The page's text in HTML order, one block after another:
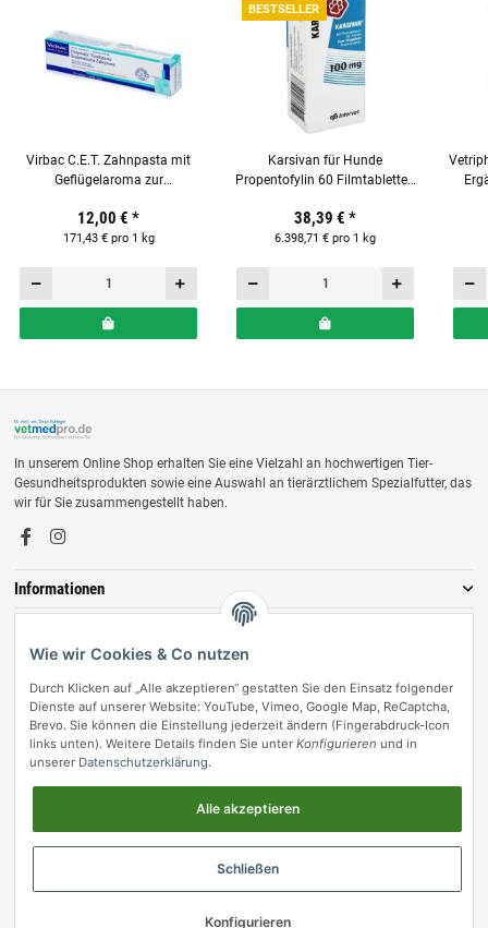
Virbac C.E.T. Zahnpasta mit
Geflügelaroma zur
Zahnpflege
12,00 € *
171,43 € pro 1 kg
BESTSELLER
Karsivan für Hunde
Propentofylin 60 Filmtabletten
38,39 € *
6.398,71 € pro 1 kg
In unserem Online Shop erhalten Sie eine Vielzahl an hochwertigen Tier-
Gesundheitsprodukten sowie eine Auswahl an tierärztlichem Spezialfutter, das
wir für Sie zusammengestellt haben.
Informationen
© vetmedpro.de• * Alle Preise inkl. gesetzlicher USt., zzgl.Versand.
Umsetzung durch Themeart• Powered by
Wie wir Cookies & Co nutzen
Durch Klicken auf „Alle akzeptieren“ gestatten Sie den Einsatz folgender
Dienste auf unserer Website: YouTube, Vimeo, Google Map, ReCaptcha,
Brevo. Sie können die Einstellung jederzeit ändern (Fingerabdruck-Icon
links unten). Weitere Details finden Sie unter Konfigurieren und in
unserer Datenschutzerklärung.
Alle akzeptieren
Schließen
Konfigurieren